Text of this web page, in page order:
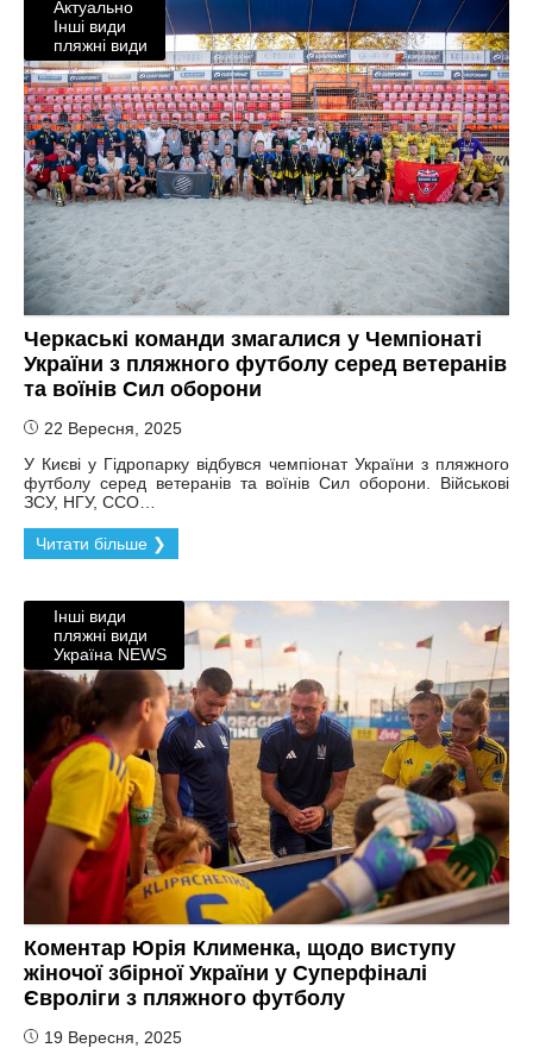
Актуально
Інші види
пляжні види
Черкаські команди змагалися у Чемпіонаті
України з пляжного футболу серед ветеранів
та воїнів Сил оборони
22 Вересня, 2025
У Києві у Гідропарку відбувся чемпіонат України з пляжного
футболу серед ветеранів та воїнів Сил оборони. Військові
ЗСУ, НГУ, ССО…
Читати більше ❯
Інші види
пляжні види
Україна NEWS
Коментар Юрія Клименка, щодо виступу
жіночої збірної України у Суперфіналі
Євроліги з пляжного футболу
19 Вересня, 2025